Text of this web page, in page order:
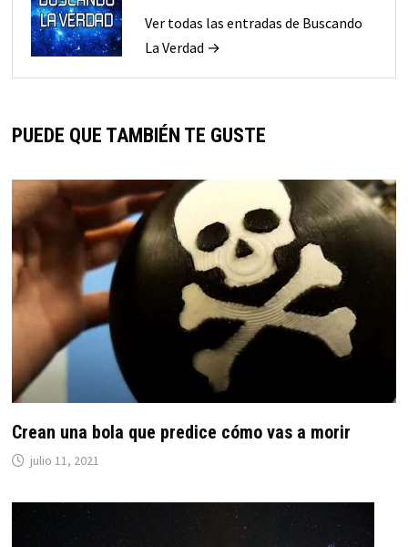
Ver todas las entradas de Buscando
La Verdad →
PUEDE QUE TAMBIÉN TE GUSTE
Crean una bola que predice cómo vas a morir
julio 11, 2021